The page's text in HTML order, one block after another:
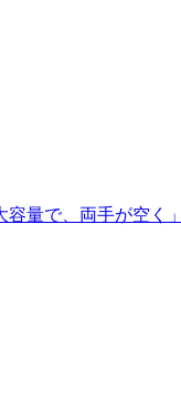
量で、両手が空く